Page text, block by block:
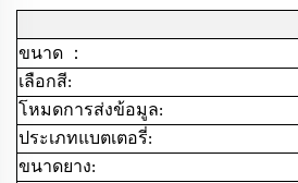
ขนาด ：
เลือกสี:
โหมดการส่งข้อมูล:
ประเภทแบตเตอรี่:
ขนาดยาง: